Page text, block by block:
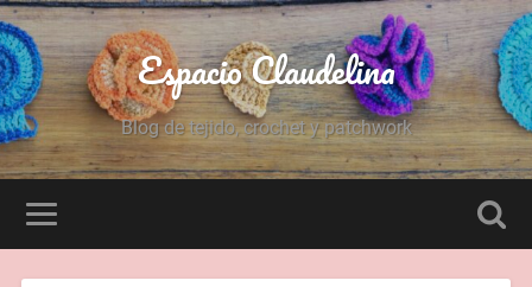
Espacio Claudelina
Blog de tejido, crochet y patchwork